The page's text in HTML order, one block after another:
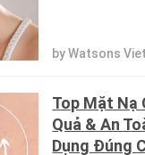
by Watsons
Top Mặt Nạ
Quả & An
Dụng Đúng